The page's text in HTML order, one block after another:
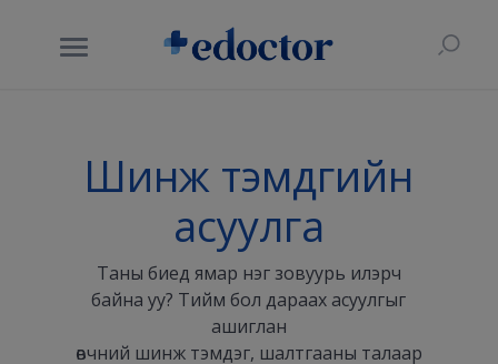
Шинж тэмдгийн
асуулга
Таны биед ямар нэг зовуурь илэрч
байна уу? Тийм бол дараах асуулгыг
ашиглан
өвчний шинж тэмдэг, шалтгааны талаар